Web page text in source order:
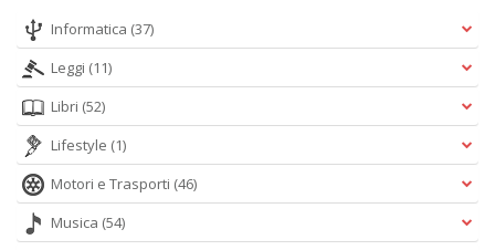
Informatica (37)
Leggi (11)
Libri (52)
Lifestyle (1)
Motori e Trasporti (46)
Musica (54)